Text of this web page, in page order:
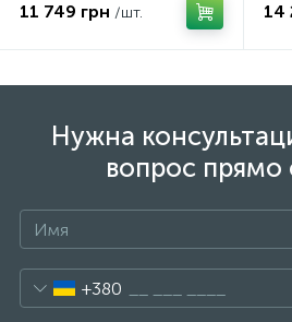
11 749 грн /шт. 14
Нужна
вопрос прямо
+380